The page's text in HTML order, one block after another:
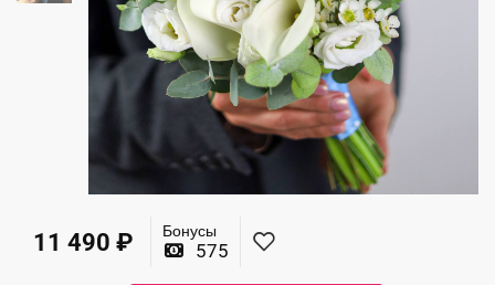
11 490 ₽ Бонусы
575